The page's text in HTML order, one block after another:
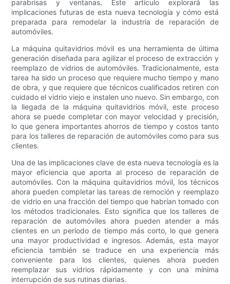
parabrisas y ventanas. Este artículo explorará las
implicaciones futuras de esta nueva tecnología y cómo está
preparada para remodelar la industria de reparación de
automóviles.
La máquina quitavidrios móvil es una herramienta de última
generación diseñada para agilizar el proceso de extracción y
reemplazo de vidrios de automóviles. Tradicionalmente, esta
tarea ha sido un proceso que requiere mucho tiempo y mano
de obra, y que requiere que técnicos cualificados retiren con
cuidado el vidrio viejo e instalen uno nuevo. Sin embargo, con
la llegada de la máquina quitavidrios móvil, este proceso
ahora se puede completar con mayor velocidad y precisión,
lo que genera importantes ahorros de tiempo y costos tanto
para los talleres de reparación de automóviles como para sus
clientes.
Una de las implicaciones clave de esta nueva tecnología es la
mayor eficiencia que aporta al proceso de reparación de
automóviles. Con la máquina quitavidrios móvil, los técnicos
ahora pueden completar las tareas de remoción y reemplazo
de vidrio en una fracción del tiempo que habrían tomado con
los métodos tradicionales. Esto significa que los talleres de
reparación de automóviles ahora pueden atender a más
clientes en un período de tiempo más corto, lo que genera
una mayor productividad e ingresos. Además, esta mayor
eficiencia también se traduce en una experiencia más
conveniente para los clientes, quienes ahora pueden
reemplazar sus vidrios rápidamente y con una mínima
interrupción de sus rutinas diarias.